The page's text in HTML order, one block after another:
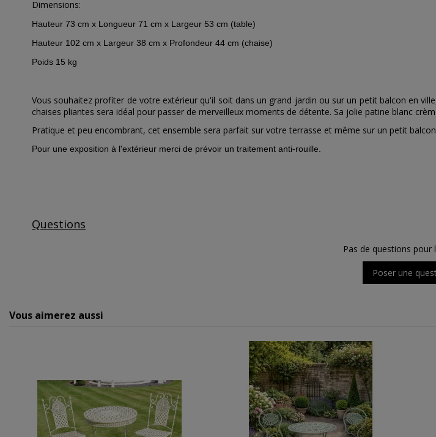
Dimensions:
Hauteur 73 cm x Longueur 71 cm x Largeur 53 cm (table)
Hauteur 102 cm x Largeur 38 cm x Profondeur 44 cm (chaise)
Poids 15 kg
Vous souhaitez profiter de votre extérieur qu'il soit dans un grand jardin ou sur un petit balcon en
chaises pliantes sera idéal pour passer de merveilleux moments de détente. Sa jolie patine blanc
Pratique et peu encombrant, cet ensemble sera parfait sur votre terrasse et même sur un petit
Pour une exposition à l'extérieur merci de prévoir un traitement anti-rouille.
Questions
Pas de questions pour
Poser une
Vous aimerez aussi